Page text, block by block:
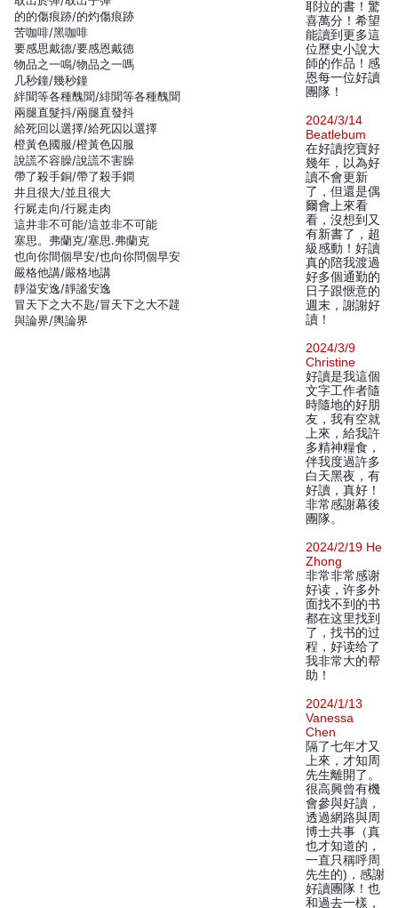
的的傷痕跡/的灼傷痕跡
苦咖啡/黑咖啡
要感思戴德/要感恩戴德
物品之一鳴/物品之一嗎
几秒鐘/幾秒鐘
絆聞等各種醜聞/緋聞等各種醜聞
兩腿直髮抖/兩腿直發抖
給死回以選擇/給死囚以選擇
橙黃色國服/橙黃色囚服
說謊不容臊/說謊不害臊
帶了殺手銅/帶了殺手鐧
井且很大/並且很大
行屍走向/行屍走肉
這井非不可能/這並非不可能
塞思。弗蘭克/塞思.弗蘭克
也向你間個早安/也向你問個早安
嚴格他講/嚴格地講
靜溢安逸/靜謐安逸
冒天下之大不匙/冒天下之大不韙
與論界/輿論界
耶拉的書！驚
喜萬分！希望
能讀到更多這
位歷史小說大
師的作品！感
恩每一位好讀
團隊！
2024/3/14
Beatlebum
在好讀挖寶好
幾年，以為好
讀不會更新
了，但還是偶
爾會上來看
看，沒想到又
有新書了，超
級感動！好讀
真的陪我渡過
好多個通勤的
日子跟愜意的
週末，謝謝好
讀！
2024/3/9
Christine
好讀是我這個
文字工作者隨
時隨地的好朋
友，我有空就
上來，給我許
多精神糧食，
伴我度過許多
白天黑夜，有
好讀，真好！
非常感謝幕後
團隊。
2024/2/19 He
Zhong
非常非常感谢
好读，许多外
面找不到的书
都在这里找到
了，找书的过
程，好读给了
我非常大的帮
助！
2024/1/13
Vanessa
Chen
隔了七年才又
上來，才知周
先生離開了。
很高興曾有機
會參與好讀，
透過網路與周
博士共事（真
也才知道的，
一直只稱呼周
先生的)，感謝
好讀團隊！也
和過去一樣，